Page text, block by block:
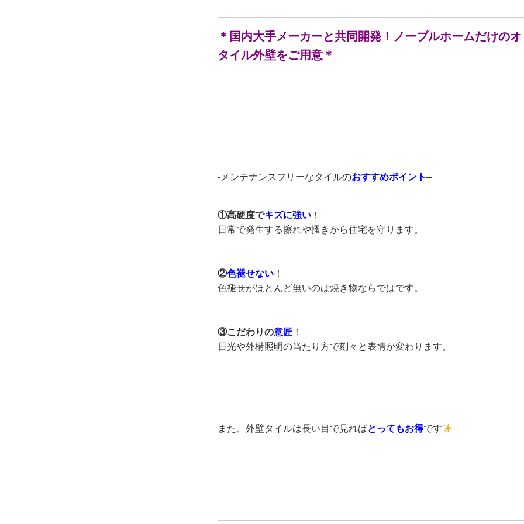
＊国内大手メーカーと共同開発！ノーブルホームだけの
タイル外壁をご用意＊
-メンテナンスフリーなタイルのおすすめポイント–
①高硬度でキズに強い ！
日常で発生する擦れや搔きから住宅を守ります。
②色褪せない ！
色褪せがほとんど無いのは焼き物ならではです。
③こだわりの意匠 ！
日光や外構照明の当たり方で刻々と表情が変わります。
また、外壁タイルは長い目で見ればとってもお得です